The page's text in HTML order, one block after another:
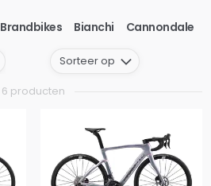
Brandbikes Bianchi Cannondale
6 producten
Sorteer op